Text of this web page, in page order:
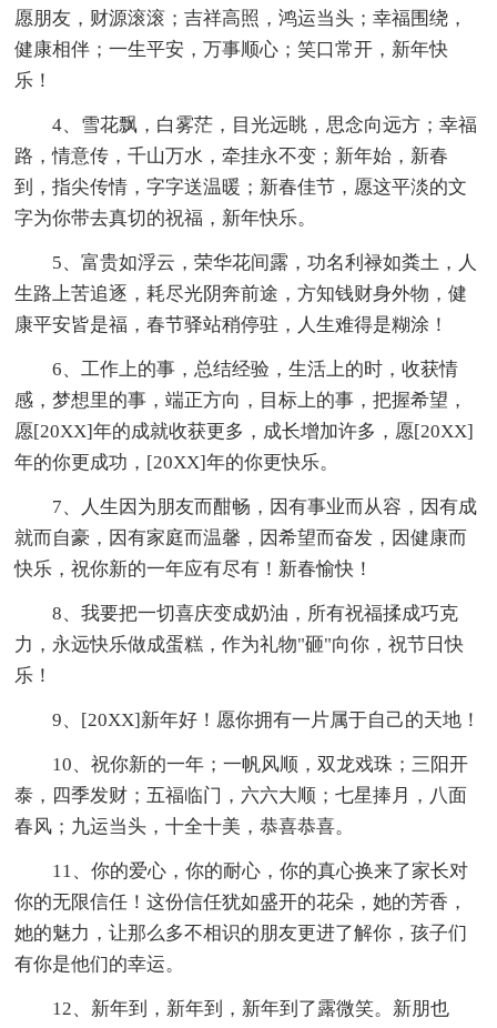
愿朋友，财源滚滚；吉祥高照，鸿运当头；幸福围绕，
健康相伴；一生平安，万事顺心；笑口常开，新年快
乐！
4、雪花飘，白雾茫，目光远眺，思念向远方；幸福
路，情意传，千山万水，牵挂永不变；新年始，新春
到，指尖传情，字字送温暖；新春佳节，愿这平淡的文
字为你带去真切的祝福，新年快乐。
5、富贵如浮云，荣华花间露，功名利禄如粪土，人
生路上苦追逐，耗尽光阴奔前途，方知钱财身外物，健
康平安皆是福，春节驿站稍停驻，人生难得是糊涂！
6、工作上的事，总结经验，生活上的时，收获情
感，梦想里的事，端正方向，目标上的事，把握希望，
愿[20XX]年的成就收获更多，成长增加许多，愿[20XX]
年的你更成功，[20XX]年的你更快乐。
7、人生因为朋友而酣畅，因有事业而从容，因有成
就而自豪，因有家庭而温馨，因希望而奋发，因健康而
快乐，祝你新的一年应有尽有！新春愉快！
8、我要把一切喜庆变成奶油，所有祝福揉成巧克
力，永远快乐做成蛋糕，作为礼物"砸"向你，祝节日快
乐！
9、[20XX]新年好！愿你拥有一片属于自己的天地！
10、祝你新的一年；一帆风顺，双龙戏珠；三阳开
泰，四季发财；五福临门，六六大顺；七星捧月，八面
春风；九运当头，十全十美，恭喜恭喜。
11、你的爱心，你的耐心，你的真心换来了家长对
你的无限信任！这份信任犹如盛开的花朵，她的芳香，
她的魅力，让那么多不相识的朋友更进了解你，孩子们
有你是他们的幸运。
12、新年到，新年到，新年到了露微笑。新朋也